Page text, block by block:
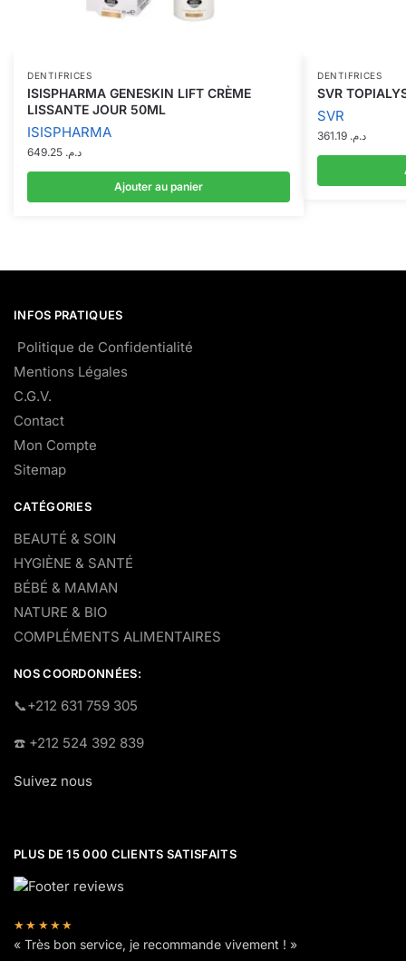
DENTIFRICES
ISISPHARMA GENESKIN LIFT CRÈME
LISSANTE JOUR 50ML
ISISPHARMA
د.م.
Ajouter au panier
DENTIFRICES
SVR
SVR
د.م.
INFOS PRATIQUES
Politique de Confidentialité
Mentions Légales
C.G.V.
Contact
Mon Compte
Sitemap
CATÉGORIES
BEAUTÉ & SOIN
HYGIÈNE & SANTÉ
BÉBÉ & MAMAN
NATURE & BIO
COMPLÉMENTS ALIMENTAIRES
NOS COORDONNÉES:
​📞+212 631 759 305
☎️​ +212 524 392 839
Suivez nous
PLUS DE 15 000 CLIENTS SATISFAITS
★★★★★
« Très bon service, je recommande vivement ! »